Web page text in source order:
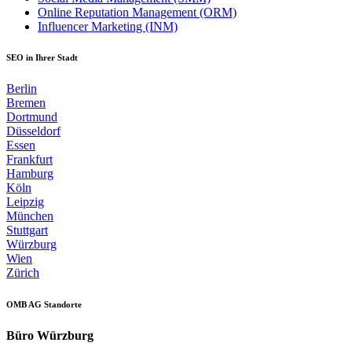
Online Reputation Management (ORM)
Influencer Marketing (INM)
SEO in Ihrer Stadt
Berlin
Bremen
Dortmund
Düsseldorf
Essen
Frankfurt
Hamburg
Köln
Leipzig
München
Stuttgart
Würzburg
Wien
Zürich
OMB AG Standorte
Büro Würzburg